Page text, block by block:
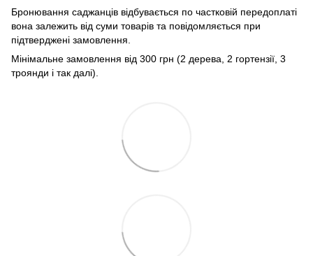
Бронювання саджанців відбувається по частковій передоплаті
вона залежить від суми товарів та повідомляється при
підтверджені замовлення.
Мінімальне замовлення від 300 грн (2 дерева, 2 гортензії, 3
троянди і так далі).